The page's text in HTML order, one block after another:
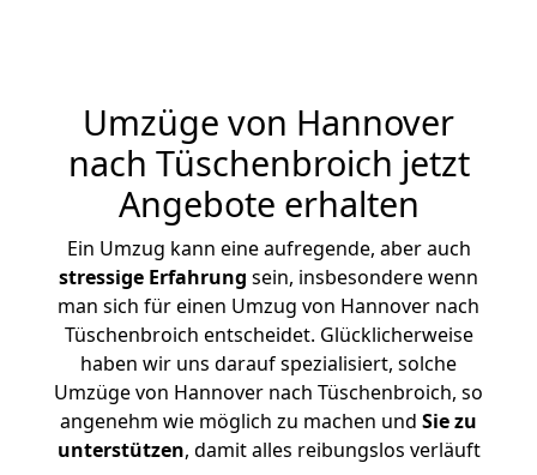
Umzüge von Hannover
nach Tüschenbroich jetzt
Angebote erhalten
Ein Umzug kann eine aufregende, aber auch
stressige Erfahrung sein, insbesondere wenn
man sich für einen Umzug von Hannover nach
Tüschenbroich entscheidet. Glücklicherweise
haben wir uns darauf spezialisiert, solche
Umzüge von Hannover nach Tüschenbroich, so
angenehm wie möglich zu machen und Sie zu
unterstützen, damit alles reibungslos verläuft